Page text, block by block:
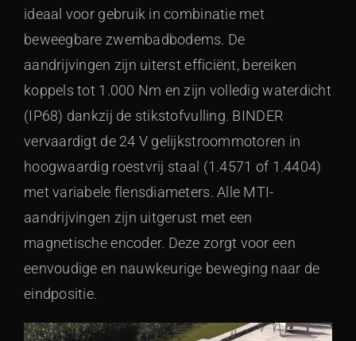
ideaal voor gebruik in combinatie met
beweegbare zwembadbodems. De
aandrijvingen zijn uiterst efficiënt, bereiken
koppels tot 1.000 Nm en zijn volledig waterdicht
(IP68) dankzij de stikstofvulling. BINDER
vervaardigt de 24 V gelijkstroommotoren in
hoogwaardig roestvrij staal (1.4571 of 1.4404)
met variabele flensdiameters. Alle MTI-
aandrijvingen zijn uitgerust met een
magnetische encoder. Deze zorgt voor een
eenvoudige en nauwkeurige beweging naar de
eindpositie.